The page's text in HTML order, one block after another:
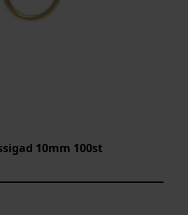
10mm 100st